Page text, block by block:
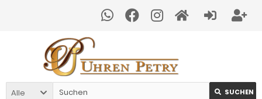
Alle SUCHEN